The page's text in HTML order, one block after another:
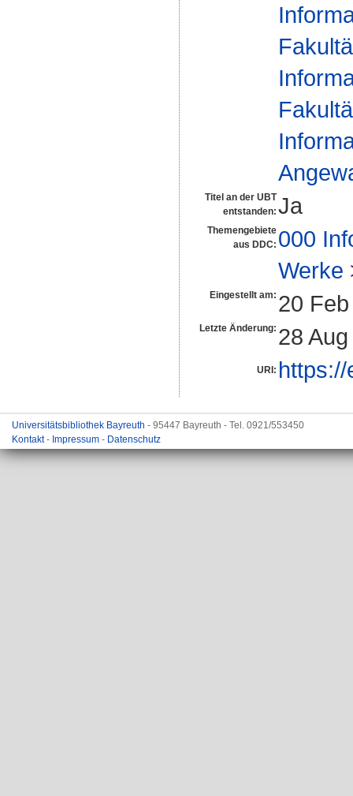
Titel an der UBT
entstanden: Ja
Themengebiete
aus DDC: 000
Werke
Eingestellt am: 20
Letzte Änderung: 28
URI:
Universitätsbibliothek Bayreuth - 95447 Bayreuth - Tel. 0921/553450
Kontakt- Impressum - Datenschutz